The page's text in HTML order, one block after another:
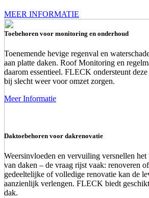
MEER INFORMATIE
Toebehoren voor monitoring en onderhoud
Toenemende hevige regenval en
aan platte daken. Roof Monitoring en
daarom essentieel. FLECK ondersteunt
bij slecht weer voor omzet zorgen.
Meer Informatie
Daktoebehoren voor dakrenovatie
Weersinvloeden en vervuiling versnellen het
van daken – de vraag rijst vaak: renoveren
gedeeltelijke of volledige renovatie kan de
aanzienlijk verlengen. FLECK biedt
dak.